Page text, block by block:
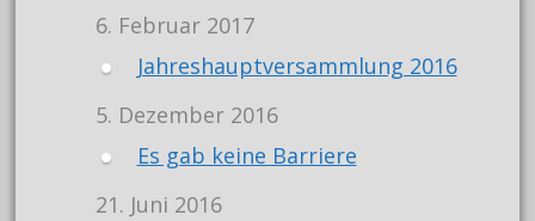
6. Februar 2017
Jahreshauptversammlung 2016
5. Dezember 2016
Es gab keine Barriere
21. Juni 2016